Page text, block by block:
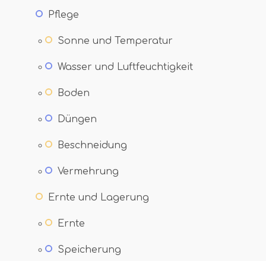
Pflege
Sonne und Temperatur
Wasser und Luftfeuchtigkeit
Boden
Düngen
Beschneidung
Vermehrung
Ernte und Lagerung
Ernte
Speicherung